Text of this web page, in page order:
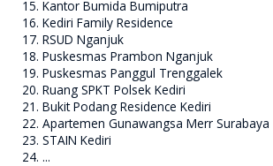
Kantor Bumida Bumiputra
Kediri Family Residence
RSUD Nganjuk
Puskesmas Prambon Nganjuk
Puskesmas Panggul Trenggalek
Ruang SPKT Polsek Kediri
Bukit Podang Residence Kediri
Apartemen Gunawangsa Merr Surabaya
STAIN Kediri
...